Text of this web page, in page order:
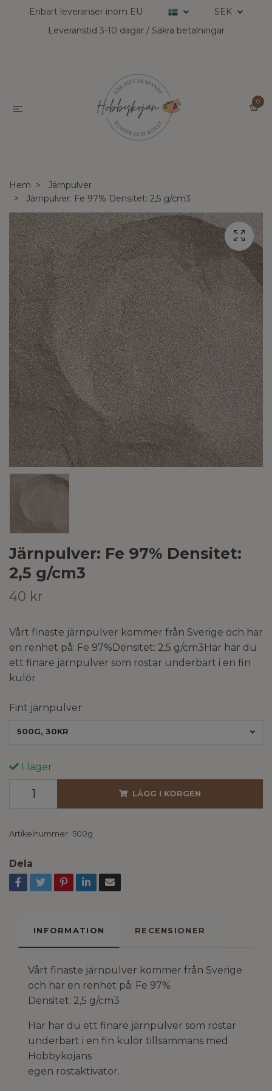
Enbart leveranser inom EU
SEK
Leveranstid 3-10 dagar / Säkra betalningar
0
Hem
Järnpulver
Järnpulver: Fe 97% Densitet: 2,5 g/cm3
Järnpulver: Fe 97% Densitet:
2,5 g/cm3
40 kr
Vårt finaste järnpulver kommer från Sverige och har
en renhet på: Fe 97%Densitet: 2,5 g/cm3Här har du
ett finare järnpulver som rostar underbart i en fin
kulör
Fint järnpulver
500G, 30KR
I lager.
LÄGG I KORGEN
Artikelnummer: 500g
Dela
INFORMATION RECENSIONER
Vårt finaste järnpulver kommer från Sverige
och har en renhet på: Fe 97%
Densitet: 2,5 g/cm3
Här har du ett finare järnpulver som rostar
underbart i en fin kulör tillsammans med
Hobbykojans
egen rostaktivator.